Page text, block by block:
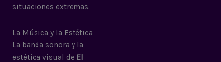
situaciones extremas.
La Música y la Estética
La banda sonora y la
estética visual de El